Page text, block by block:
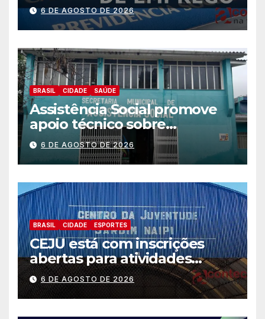
Trabalhador
6 DE AGOSTO DE 2026
BRASIL CIDADE SAÚDE
Assistência Social promove
apoio técnico sobre
preparação e resposta a
situações de emergência e
calamidade pública
6 DE AGOSTO DE 2026
BRASIL CIDADE ESPORTES
CEJU está com inscrições
abertas para atividades
gratuitas
6 DE AGOSTO DE 2026